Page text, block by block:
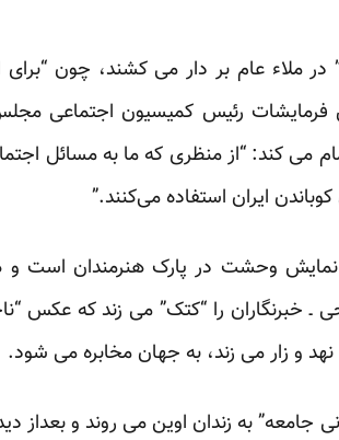
در ملاء عام بر دار می کشند، چون
رئیس کمیسیون اجتماعی
کند: “از منظری که ما به مسائل
ایران استفاده می‌کنند.”
نمایش وحشت در پارک هنرمندان است و
ـ خبرنگاران را “کتک” می زند که عکس
و زار می زند، به جهان مخابره می شود.
جامعه” به زندان اوین می روند و بعداز